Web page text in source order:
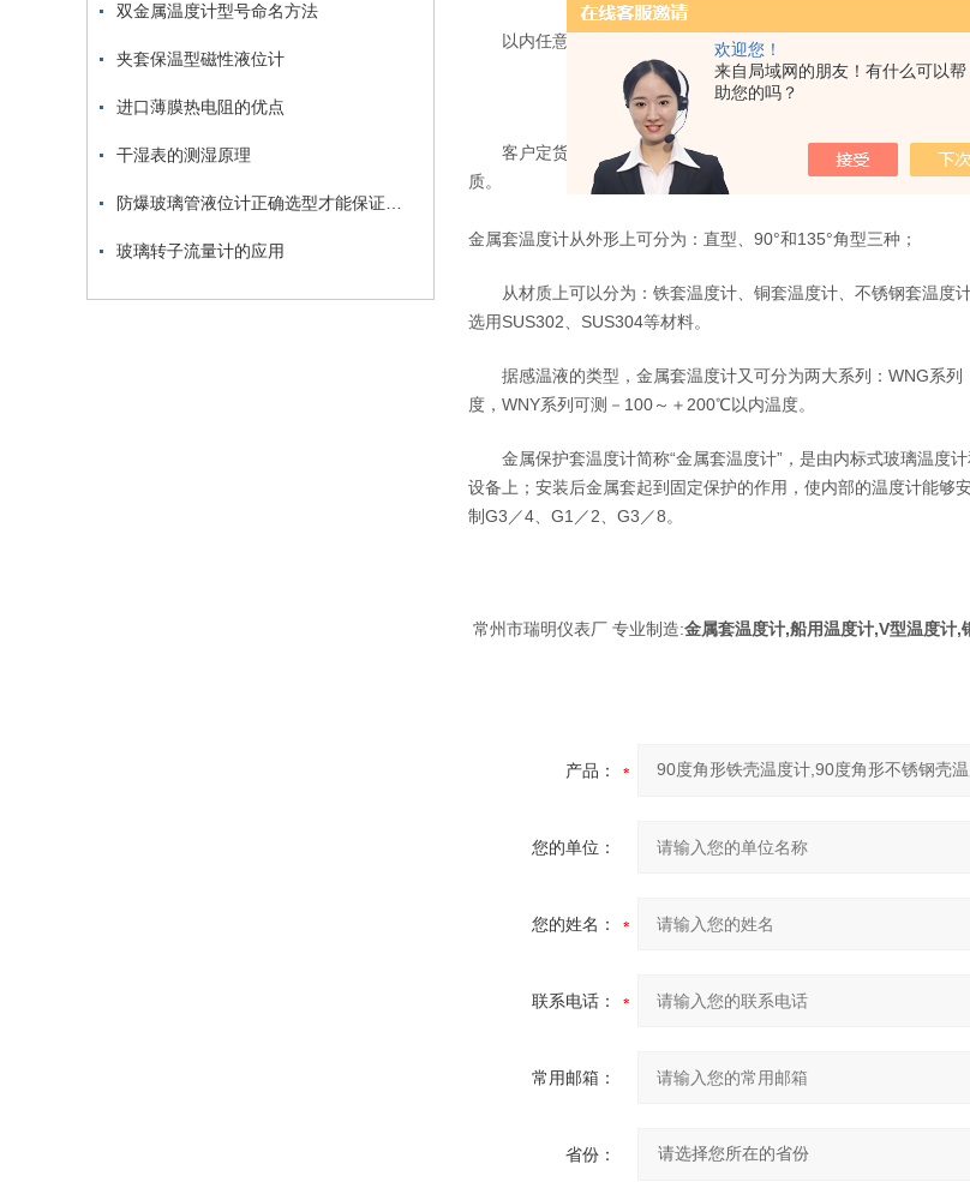
欢迎您！
来自局域网的朋友！有什么可以帮
助您的吗？
双金属温度计型号命名方法
夹套保温型磁性液位计
进口薄膜热电阻的优点
干湿表的测湿原理
玻璃转子流量计的应用
以内任意长度连接螺纹种类：1/2 、3/4 、27*2 、3/8愿为您生
客户定货时必需注明： 温度计上体（刻度管）长度， 探头长
质。
金属套温度计从外形上可分为：直型、90°和135°角型三种；
从材质上可以分为：铁套温度计、铜套温度计、不锈钢套温度
选用SUS302、SUS304等材料。
据感温液的类型，金属套温度计又可分为两大系列：WNG系列
度，WNY系列可测－100～＋200℃以内温度。
金属保护套温度计简称“金属套温度计”，是由内标式玻璃温度
设备上；安装后金属套起到固定保护的作用，使内部的温度计能
制G3／4、G1／2、G3／8。
常州市瑞明仪表厂 专业制造:金属套温度计,船用温度计,V型温度计,
产品：
您的单位：
您的姓名：
联系电话：
常用邮箱：
省份：